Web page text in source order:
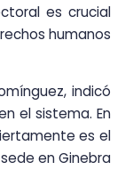
es crucial
humanos
indicó
el sistema. En
es el
en Ginebra